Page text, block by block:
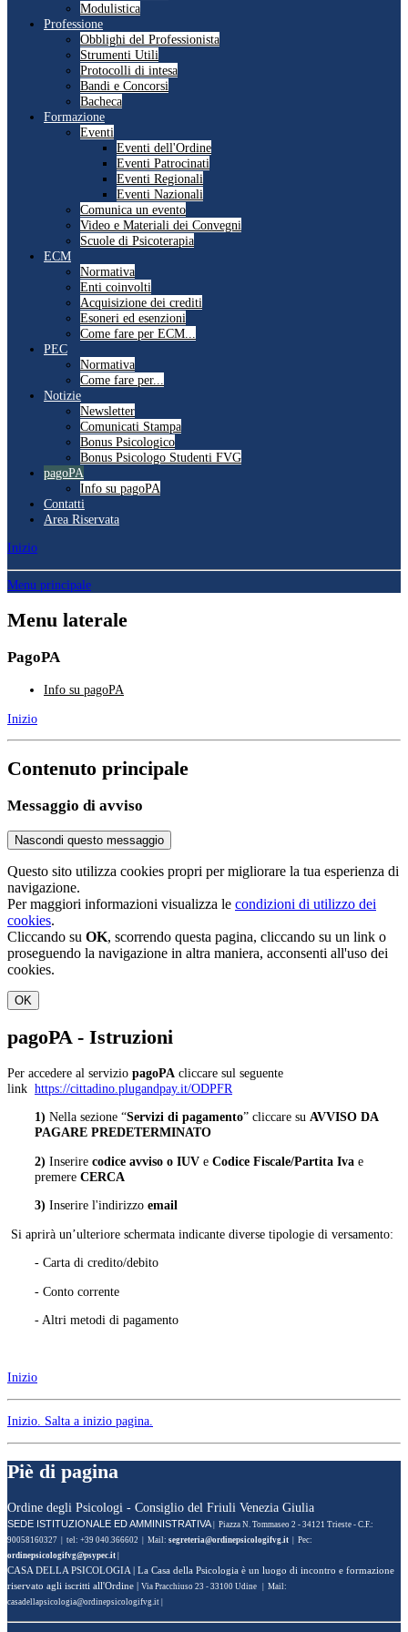
Modulistica
Professione
Obblighi del Professionista
Strumenti Utili
Protocolli di intesa
Bandi e Concorsi
Bacheca
Formazione
Eventi
Eventi dell'Ordine
Eventi Patrocinati
Eventi Regionali
Eventi Nazionali
Comunica un evento
Video e Materiali dei Convegni
Scuole di Psicoterapia
ECM
Normativa
Enti coinvolti
Acquisizione dei crediti
Esoneri ed esenzioni
Come fare per ECM...
PEC
Normativa
Come fare per...
Notizie
Newsletter
Comunicati Stampa
Bonus Psicologico
Bonus Psicologo Studenti FVG
pagoPA
Info su pagoPA
Contatti
Area Riservata
Inizio
Menu principale
Menu laterale
PagoPA
Info su pagoPA
Inizio
Contenuto principale
Messaggio di avviso
Nascondi questo messaggio
Questo sito utilizza cookies propri per migliorare la tua esperienza di
navigazione.
Per maggiori informazioni visualizza le condizioni di utilizzo dei
cookies.
Cliccando su OK, scorrendo questa pagina, cliccando su un link o
proseguendo la navigazione in altra maniera, acconsenti all'uso dei
cookies.
OK
pagoPA - Istruzioni
Per accedere al servizio pagoPA cliccare sul seguente
link https://cittadino.plugandpay.it/ODPFR
1) Nella sezione “Servizi di pagamento” cliccare su AVVISO DA
PAGARE PREDETERMINATO
2) Inserire codice avviso o IUV e Codice Fiscale/Partita Iva e
premere CERCA
3) Inserire l'indirizzo email
Si aprirà un’ulteriore schermata indicante diverse tipologie di versamento:
- Carta di credito/debito
- Conto corrente
- Altri metodi di pagamento
Inizio
Inizio . Salta a inizio pagina.
Piè di pagina
Ordine degli Psicologi - Consiglio del Friuli Venezia Giulia
SEDE ISTITUZIONALE ED AMMINISTRATIVA
| Piazza N. Tommaseo 2 - 34121 Trieste - C.F.:
90058160327 | tel: +39 040.366602 | Mail:
| Pec:
CASA DELLA PSICOLOGIA | La Casa della Psicologia è un luogo di incontro e formazione
riservato agli iscritti all'Ordine |
Via Pracchiuso 23 - 33100 Udine | Mail: